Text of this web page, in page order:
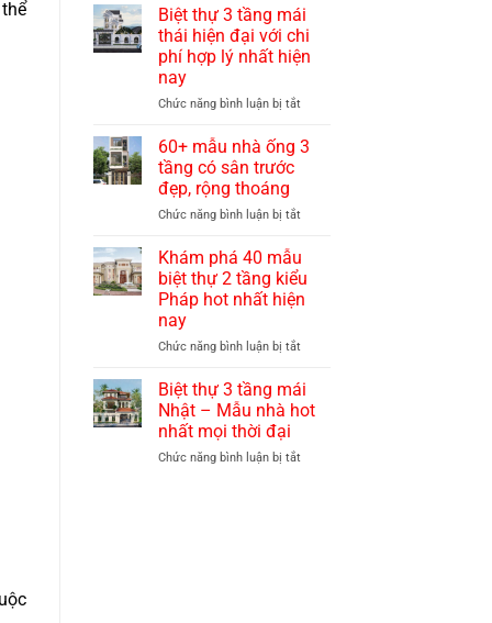
mẫu
biệt
thự
3
mái
đẹp
trọng
Biệt thự 3 tầng mái
thái hiện đại với chi
phí hợp lý nhất hiện
nay
Chức năng bình luận bị tắtở
thự
thái
đại
phí
lý
hiện
nay
60+ mẫu nhà ống 3
tầng có sân trước
đẹp, rộng thoáng
Chức năng bình luận bị tắtở
mẫu
ống
3
có
trước
rộng
Khám phá 40 mẫu
biệt thự 2 tầng kiểu
Pháp hot nhất hiện
nay
Chức năng bình luận bị tắtở
phá
40
mẫu
thự
Biệt thự 3 tầng mái
Nhật – Mẫu nhà hot
nhất mọi thời đại
Chức năng bình luận bị tắtở